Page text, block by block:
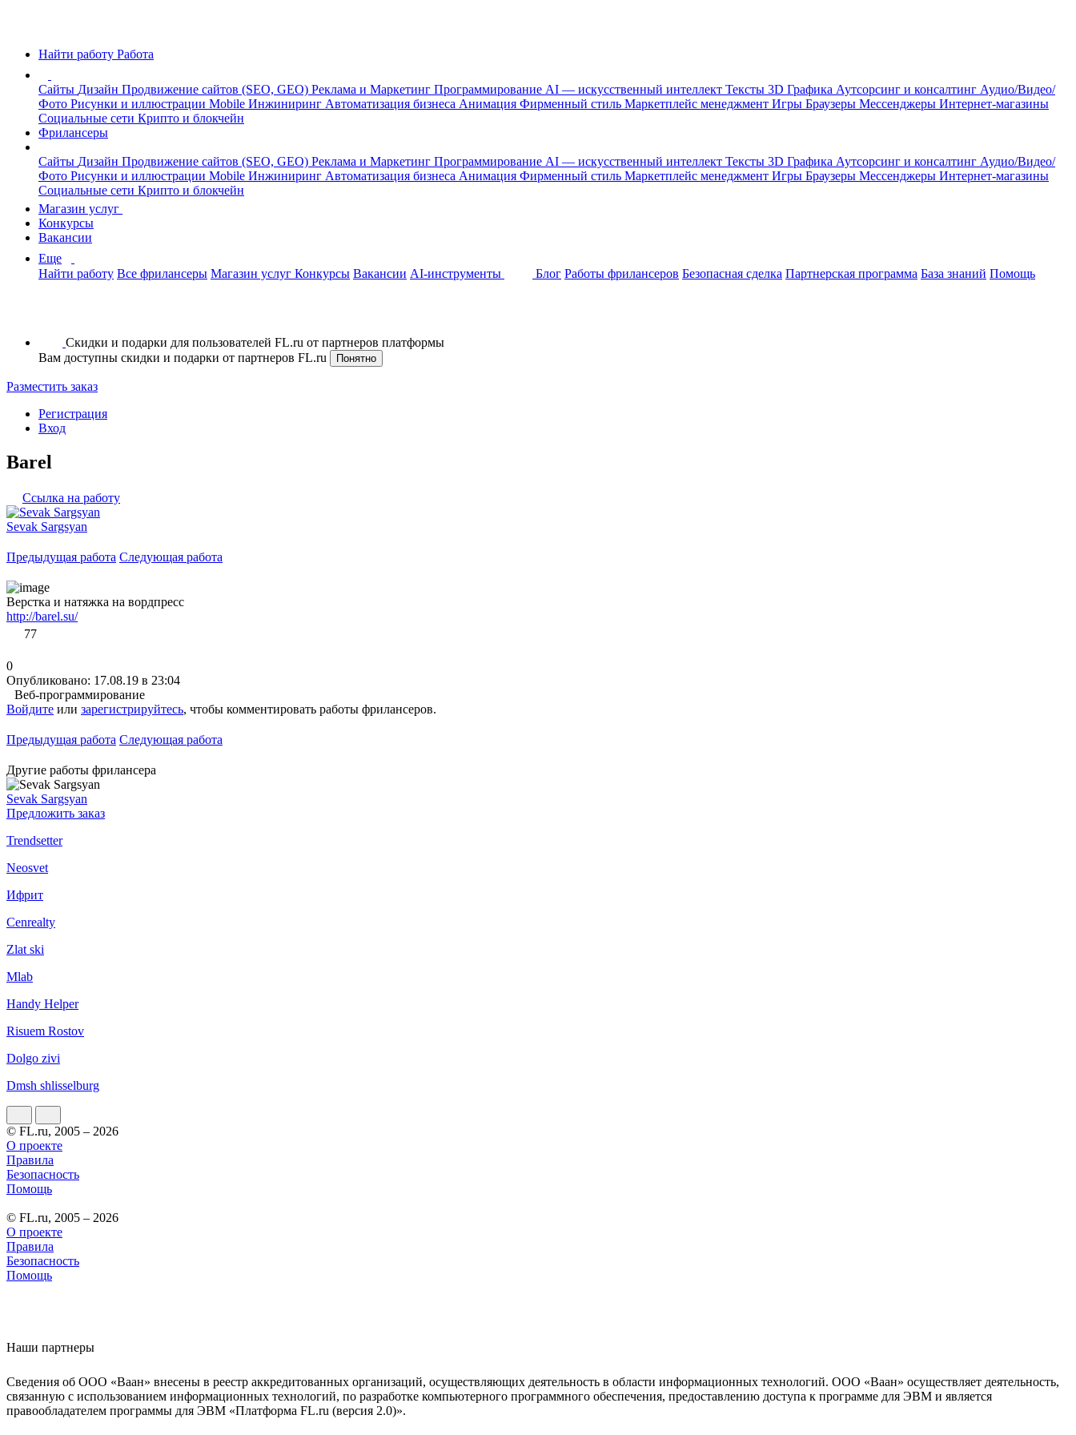
Найти работу Работа
Сайты Дизайн Продвижение сайтов (SEO, GEO) Реклама и Маркетинг Программирование AI — искусственный интеллект Тексты 3D Графика Аутсорсинг и консалтинг Аудио/Видео/
Фото Рисунки и иллюстрации Mobile Инжиниринг Автоматизация бизнеса Анимация Фирменный стиль Маркетплейс менеджмент Игры Браузеры Мессенджеры Интернет-магазины
Социальные сети Крипто и блокчейн
Фрилансеры
Сайты Дизайн Продвижение сайтов (SEO, GEO) Реклама и Маркетинг Программирование AI — искусственный интеллект Тексты 3D Графика Аутсорсинг и консалтинг Аудио/Видео/
Фото Рисунки и иллюстрации Mobile Инжиниринг Автоматизация бизнеса Анимация Фирменный стиль Маркетплейс менеджмент Игры Браузеры Мессенджеры Интернет-магазины
Социальные сети Крипто и блокчейн
Магазин услуг
Конкурсы
Вакансии
Еще
Найти работу Все фрилансеры Магазин услуг Конкурсы Вакансии AI-инструменты Блог Работы фрилансеров Безопасная сделка Партнерская программа База знаний Помощь
Скидки и подарки для пользователей FL.ru от партнеров платформы
Вам доступны скидки и подарки от партнеров FL.ru
Понятно
Разместить заказ
Регистрация
Вход
Barel
Ссылка на работу
Sevak Sargsyan
Предыдущая работа Следующая работа
Верстка и натяжка на вордпресс
http://barel.su/
77
0
Опубликовано: 17.08.19 в 23:04
Веб-программирование
Войдите или зарегистрируйтесь, чтобы комментировать работы фрилансеров.
Предыдущая работа Следующая работа
Другие работы фрилансера
Sevak Sargsyan
Предложить заказ
Trendsetter
Neosvet
Ифрит
Cenrealty
Zlat ski
Mlab
Handy Helper
Risuem Rostov
Dolgo zivi
Dmsh shlisselburg
© FL.ru, 2005 – 2026
О проекте
Правила
Безопасность
Помощь
© FL.ru, 2005 – 2026
О проекте
Правила
Безопасность
Помощь
Наши партнеры
Сведения об ООО «Ваан» внесены в реестр аккредитованных организаций, осуществляющих деятельность в области информационных технологий. ООО «Ваан» осуществляет деятельность,
связанную с использованием информационных технологий, по разработке компьютерного программного обеспечения, предоставлению доступа к программе для ЭВМ и является
правообладателем программы для ЭВМ «Платформа FL.ru (версия 2.0)».